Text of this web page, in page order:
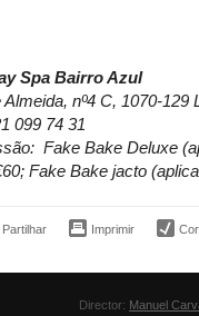
Spa Bairro Azul
nº4 C, 1070-129
099 74 31
Fake Bake Deluxe
Fake Bake jacto
Partilhar Imprimir
Director: Manuel